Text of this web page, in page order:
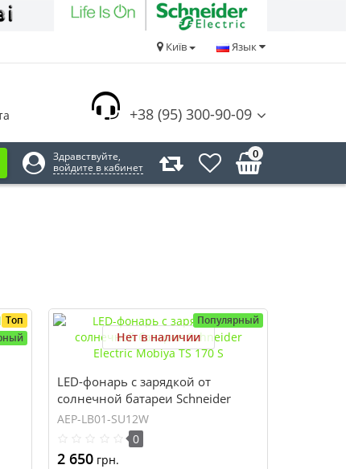
Язык
Київ
+38 (95) 300-90-09
Здравствуйте,
войдите в кабинет
0
Топ
Популярный
Нет в наличии
LED-фонарь с зарядкой от
солнечной батареи Schneider
Electric Mobiya TS 170 S
AEP-LB01-SU12W
0
2 650 грн.